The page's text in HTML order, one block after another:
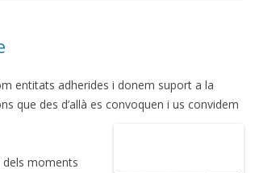
D’ACORD PER
LABORAL 2018 I
2013-14
PASL!
INFOCAU 15 MAIG 2019
entitats adherides i donem suport a la
que des d’allà es convoquen i us convidem
dels moments